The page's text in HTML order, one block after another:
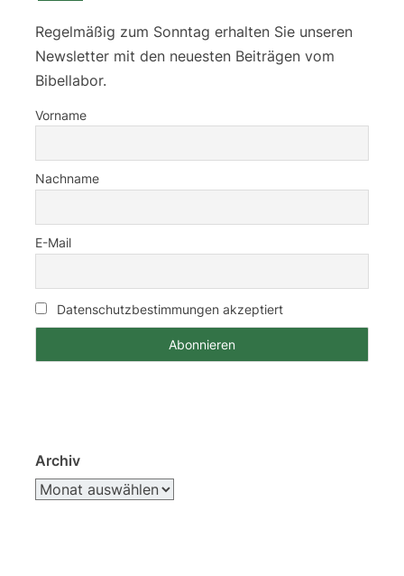
Regelmäßig zum Sonntag erhalten Sie unseren
Newsletter mit den neuesten Beiträgen vom
Bibellabor.
Vorname
Nachname
E-Mail
Datenschutzbestimmungen akzeptiert
Archiv